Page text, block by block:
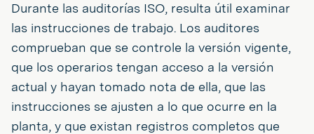
Durante las auditorías ISO, resulta útil examinar
las instrucciones de trabajo. Los auditores
comprueban que se controle la versión vigente,
que los operarios tengan acceso a la versión
actual y hayan tomado nota de ella, que las
instrucciones se ajusten a lo que ocurre en la
planta, y que existan registros completos que